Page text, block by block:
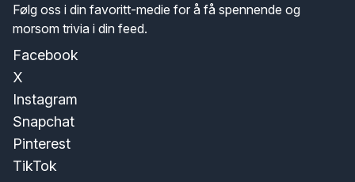
Følg oss i din favoritt-medie for å få spennende og
morsom trivia i din feed.
Facebook
X
Instagram
Snapchat
Pinterest
TikTok